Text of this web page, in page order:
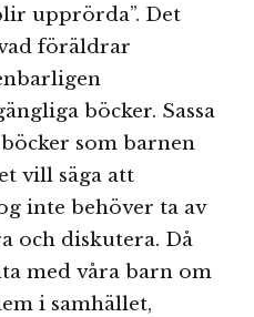
upprörda”. Det
föräldrar
böcker. Sassa
som barnen
vill säga att
inte behöver ta av
och diskutera. Då
med våra barn om
i samhället,